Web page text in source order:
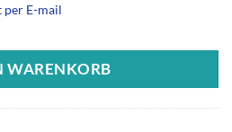
per E-mail
WARENKORB